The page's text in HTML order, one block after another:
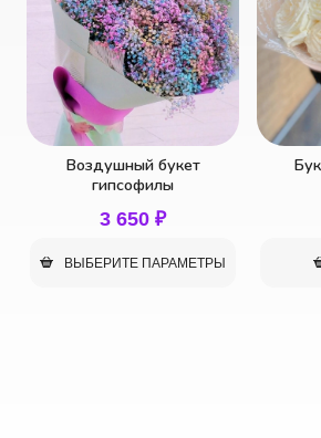
Воздушный букет
гипсофилы
3 650 ₽
ВЫБЕРИТЕ ПАРАМЕТРЫ